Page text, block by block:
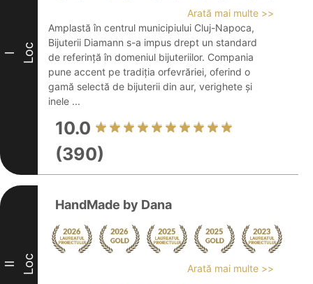
I Loc
Arată mai multe >>
Amplastă în centrul municipiului Cluj-Napoca,
Bijuterii Diamann s-a impus drept un standard
de referință în domeniul bijuteriilor. Compania
pune accent pe tradiția orfevrăriei, oferind o
gamă selectă de bijuterii din aur, verighete și
inele ...
10.0
(390)
II Loc
HandMade by Dana
Arată mai multe >>